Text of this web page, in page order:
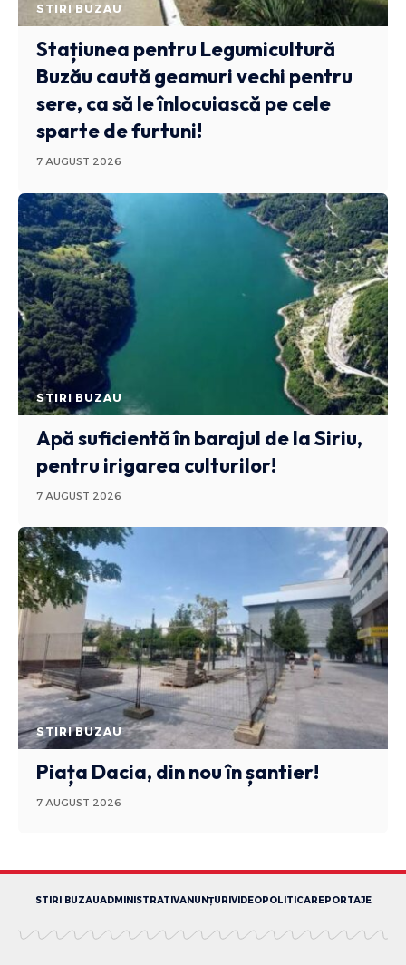
STIRI BUZAU
Stațiunea pentru Legumicultură
Buzău caută geamuri vechi pentru
sere, ca să le înlocuiască pe cele
sparte de furtuni!
7 AUGUST 2026
STIRI BUZAU
Apă suficientă în barajul de la Siriu,
pentru irigarea culturilor!
7 AUGUST 2026
STIRI BUZAU
Piața Dacia, din nou în șantier!
7 AUGUST 2026
STIRI BUZAUADMINISTRATIVANUNȚURI VIDEOPOLITICAREPORTAJE